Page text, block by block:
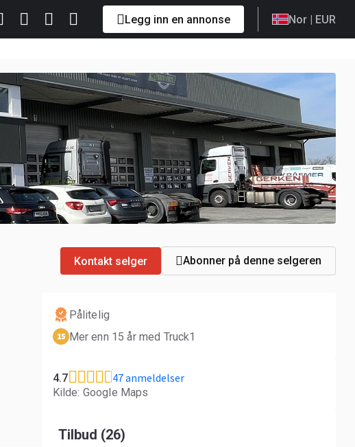
Legg inn en annonse Nor | EUR
Kontakt selger Abonner på denne selgeren
Pålitelig
15 Mer enn 15 år med Truck1
4.7 47 anmeldelser
Kilde: Google Maps
Tilbud (26)